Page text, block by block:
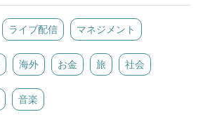
ライブ配信 マネジメント
海外 お金 旅 社会
音楽